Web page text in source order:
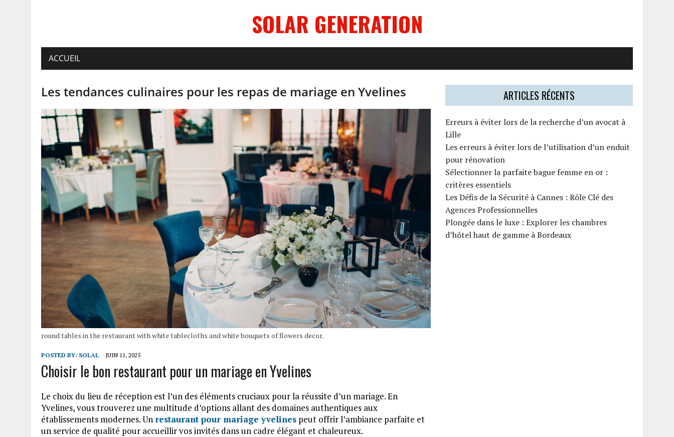
SOLAR GENERATION
ACCUEIL
Les tendances culinaires pour les repas de mariage en Yvelines
round tables in the restaurant with white tablecloths and white bouquets of flowers decor.
POSTED BY: SOLAL JUIN 11, 2025
Choisir le bon restaurant pour un mariage en Yvelines
Le choix du lieu de réception est l’un des éléments cruciaux pour la réussite d’un mariage. En
Yvelines, vous trouverez une multitude d’options allant des domaines authentiques aux
établissements modernes. Un restaurant pour mariage yvelines peut offrir l’ambiance parfaite et
un service de qualité pour accueillir vos invités dans un cadre élégant et chaleureux.
ARTICLES RÉCENTS
Erreurs à éviter lors de la recherche d’un avocat à
Lille
Les erreurs à éviter lors de l’utilisation d’un enduit
pour rénovation
Sélectionner la parfaite bague femme en or :
critères essentiels
Les Défis de la Sécurité à Cannes : Rôle Clé des
Agences Professionnelles
Plongée dans le luxe : Explorer les chambres
d’hôtel haut de gamme à Bordeaux